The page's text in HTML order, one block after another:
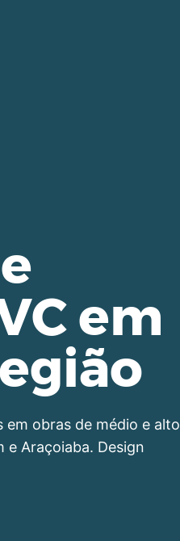
em
em obras de médio e alto
Araçoiaba. Design